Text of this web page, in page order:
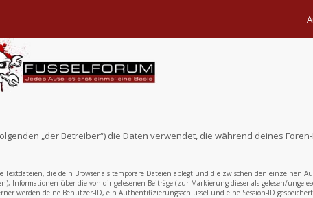
„der Betreiber“) die Daten verwendet, die während deines
Textdateien, die dein Browser als temporäre Dateien ablegt und die zwischen den einzelnen
über die von dir gelesenen Beiträge (zur Markierung dieser als gelesen/
werden deine Benutzer-ID, ein Authentifizierungsschlüssel und eine Session-ID